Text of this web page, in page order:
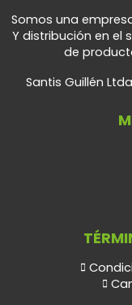
Somos una
Y distribución en el
de
Santis Guillén